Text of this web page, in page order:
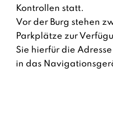
Kontrollen statt.
Vor der Burg stehen
Parkplätze zur
Sie hierfür die
in das